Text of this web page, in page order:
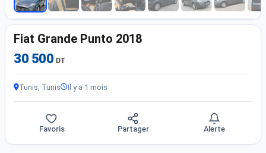
Fiat Grande Punto 2018
30 500 DT
Tunis, Tunis Il y a 1 mois
Favoris Partager Alerte